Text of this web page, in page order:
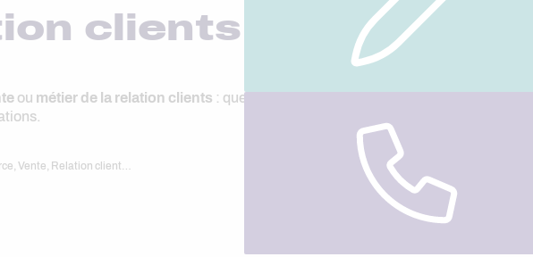
clients
ou métier de la relation clients : quelles sont les différences et quel est le
Vente, Relation client…